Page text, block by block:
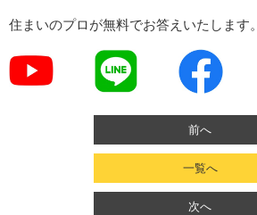
住まいのプロが無料でお答えいたします。
前へ
一覧へ
次へ